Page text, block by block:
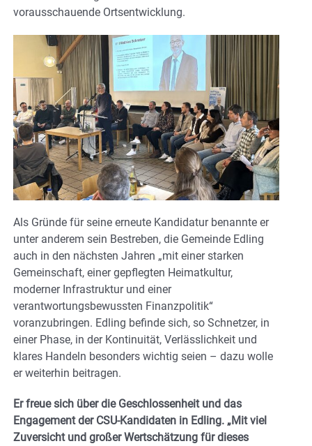
vorausschauende Ortsentwicklung.
Als Gründe für seine erneute Kandidatur benannte er
unter anderem sein Bestreben, die Gemeinde Edling
auch in den nächsten Jahren „mit einer starken
Gemeinschaft, einer gepflegten Heimatkultur,
moderner Infrastruktur und einer
verantwortungsbewussten Finanzpolitik“
voranzubringen. Edling befinde sich, so Schnetzer, in
einer Phase, in der Kontinuität, Verlässlichkeit und
klares Handeln besonders wichtig seien – dazu wolle
er weiterhin beitragen.
Er freue sich über die Geschlossenheit und das
Engagement der CSU-Kandidaten in Edling. „Mit viel
Zuversicht und großer Wertschätzung für dieses